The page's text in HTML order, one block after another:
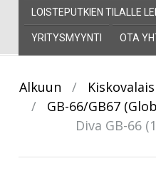
LOISTEPUTKIEN TILALLE
YRITYSMYYNTI OTA
Alkuun /
/
GB-66/GB67
Diva GB-66